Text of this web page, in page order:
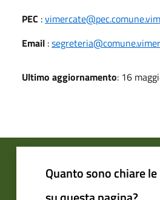
PEC :
Email :
Ultimo aggiornamento: 16
Quanto sono chiare